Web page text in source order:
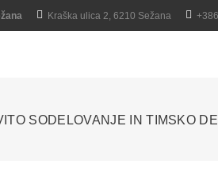
Kraška ulica 2, 6210 Sežana
SODELOVANJE IN TIMSKO